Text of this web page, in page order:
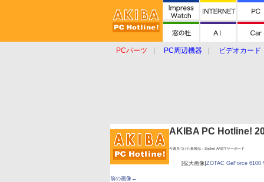
PCパーツ PC周辺機器
ビデオカード
AKIBA PC Hotline!
今週見つけた新製品：Socket AM3マザーボード
[拡大画像] ZOTAC GeForce 6100
前の画像←